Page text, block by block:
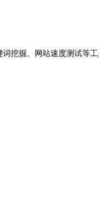
挖掘、网站速度测试等